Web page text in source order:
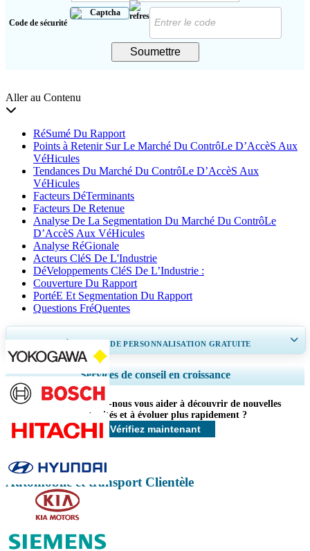
Code de sécurité
Soumettre
Aller au Contenu
RéSumé Du Rapport
Points à Retenir Sur Le Marché Du ContrôLe D’AccèS Aux
VéHicules
Tendances Du Marché Du ContrôLe D’AccèS Aux
VéHicules
Facteurs DéTerminants
Facteurs De Retenue
Analyse De La Segmentation Du Marché Du ContrôLe
D’AccèS Aux VéHicules
Analyse RéGionale
Acteurs CléS De L'Industrie
DéVeloppements CléS De L’Industrie :
Couverture Du Rapport
PortéE Et Segmentation Du Rapport
Questions FréQuentes
DE PERSONNALISATION GRATUITE
Ampliar a cobertura regional e por país, Análise de segmentos, Perfis de
empresas, Benchmarking competitivo, e insights sobre o usuário final.
Personnaliser maintenant
Services de conseil en croissance
Comment pouvons-nous vous aider à découvrir de nouvelles
opportunités et à évoluer plus rapidement ?
Vérifiez maintenant
Automobile et transport Clientèle
Contactez-nous